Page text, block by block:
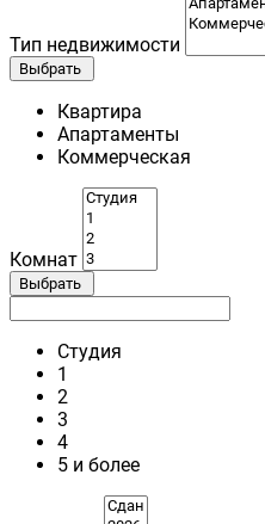
Тип недвижимости
Выбрать
Квартира
Апартаменты
Коммерческая
Комнат
Выбрать
Студия
1
2
3
4
5 и более